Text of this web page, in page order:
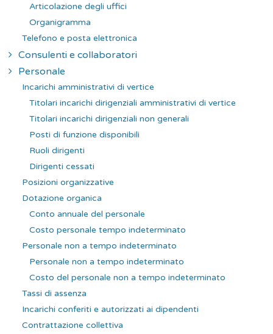
Articolazione degli uffici
Organigramma
Telefono e posta elettronica
Consulenti e collaboratori
Personale
Incarichi amministrativi di vertice
Titolari incarichi dirigenziali amministrativi di vertice
Titolari incarichi dirigenziali non generali
Posti di funzione disponibili
Ruoli dirigenti
Dirigenti cessati
Posizioni organizzative
Dotazione organica
Conto annuale del personale
Costo personale tempo indeterminato
Personale non a tempo indeterminato
Personale non a tempo indeterminato
Costo del personale non a tempo indeterminato
Tassi di assenza
Incarichi conferiti e autorizzati ai dipendenti
Contrattazione collettiva